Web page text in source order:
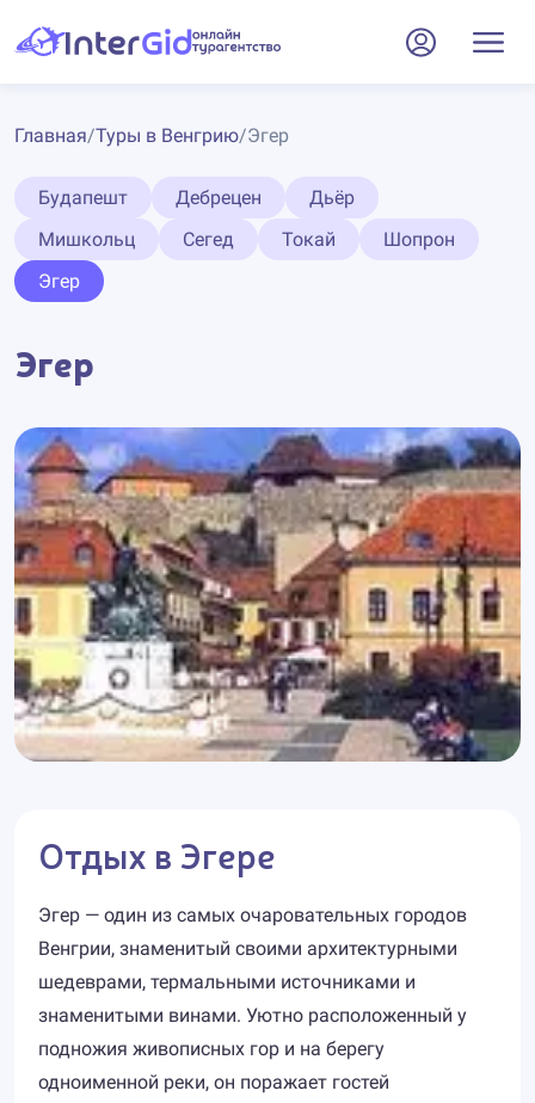
Главная/Туры в Венгрию/Эгер
Будапешт Дебрецен
Дьёр
Мишкольц
Сегед Токай
Шопрон
Эгер
Эгер
Отдых в Эгере
Эгер — один из самых очаровательных городов
Венгрии, знаменитый своими архитектурными
шедеврами, термальными источниками и
знаменитыми винами. Уютно расположенный у
подножия живописных гор и на берегу
одноименной реки, он поражает гостей